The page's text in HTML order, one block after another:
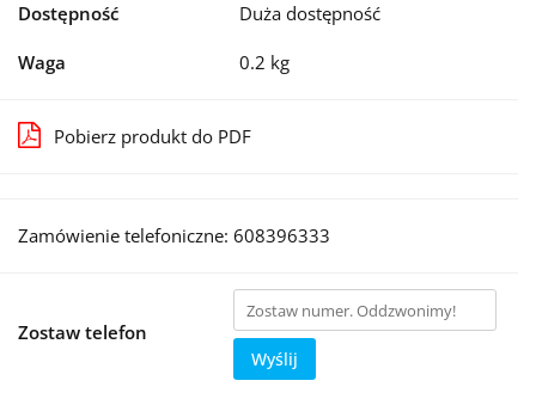
Dostępność Duża dostępność
Waga 0.2 kg
Pobierz produkt do PDF
Zamówienie telefoniczne: 608396333
Zostaw telefon
Wyślij